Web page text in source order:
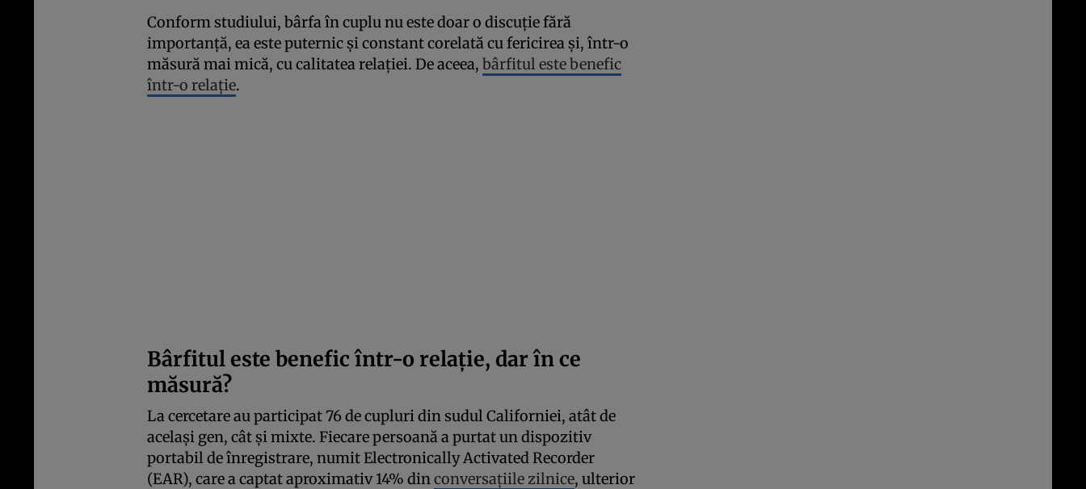
Conform studiului, bârfa în cuplu nu este doar o discuție fără
importanță, ea este puternic și constant corelată cu fericirea și, într-o
măsură mai mică, cu calitatea relației. De aceea, bârfitul este benefic
într-o relație.
Bârfitul este benefic într-o relație, dar în ce
măsură?
La cercetare au participat 76 de cupluri din sudul Californiei, atât de
același gen, cât și mixte. Fiecare persoană a purtat un dispozitiv
portabil de înregistrare, numit Electronically Activated Recorder
(EAR), care a captat aproximativ 14% dinconversațiile zilnice, ulterior